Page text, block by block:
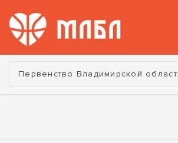
Турнир:
Первенство Владимирской